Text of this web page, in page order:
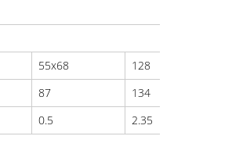
55x68
128
87
134
0.5 2.35